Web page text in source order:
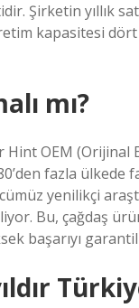
Şirketin yıllık
kapasitesi
mı?
Hint OEM (Orijinal
fazla ülkede
yenilikçi
Bu, çağdaş
başarıyı